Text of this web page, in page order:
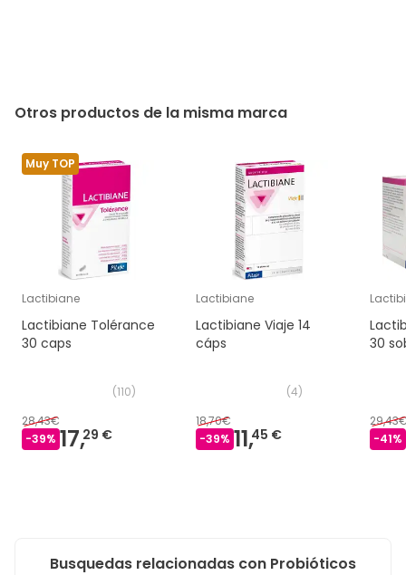
Otros productos de la misma marca
Muy TOP
Lactibiane
Lactibiane Tolérance
30 caps
(110)
28,43€
-39% 17,29 €
Lactibiane
Lactibiane Viaje 14
cáps
(4)
18,70€
-39% 11,45 €
30
-41%
Busquedas relacionadas con Probióticos